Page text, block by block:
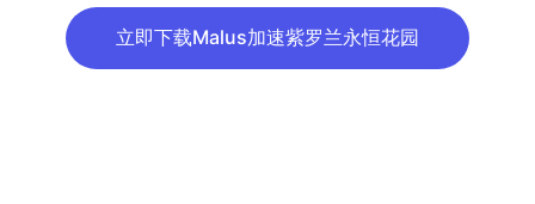
立即下载Malus加速紫罗兰永恒花园